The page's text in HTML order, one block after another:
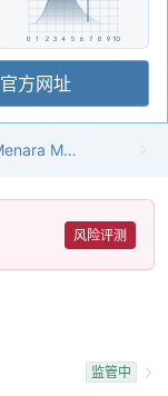
官方网址
印尼实地探访外汇交易商Menara Mas Futures 不存在真实展业场所
风险评测
监管中